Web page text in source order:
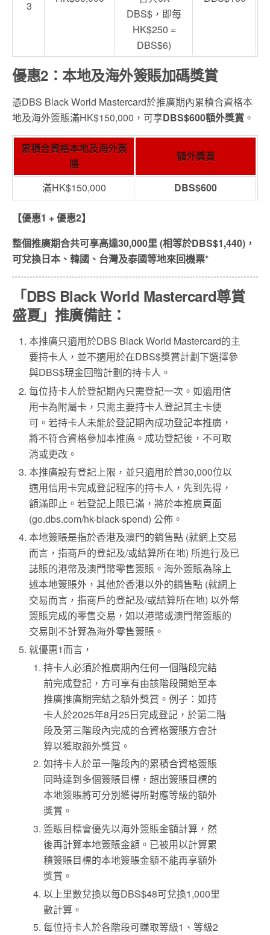
3
DBS$，即每
HK$250 =
DBS$6)
優惠2：本地及海外簽賬加碼獎賞
憑DBS Black World Mastercard於推廣期內累積合資格本
地及海外簽賬滿HK$150,000，可享DBS$600額外獎賞 。
累積合資格本地及海外簽
賬
額外獎賞
滿HK$150,000 DBS$600
【優惠1 + 優惠2】
整個推廣期合共可享高達30,000里 (相等於DBS$1,440)，
可兌換日本、韓國、台灣及泰國等地來回機票*
「DBS Black World Mastercard尊賞
盛夏」推廣備註：
本推廣只適用於DBS Black World Mastercard的主
要持卡人，並不適用於在DBS$獎賞計劃下選擇參
與DBS$現金回贈計劃的持卡人。
每位持卡人於登記期內只需登記一次。如適用信
用卡為附屬卡，只需主要持卡人登記其主卡便
可。若持卡人未能於登記期內成功登記本推廣，
將不符合資格參加本推廣。成功登記後，不可取
消或更改。
本推廣設有登記上限，並只適用於首30,000位以
適用信用卡完成登記程序的持卡人，先到先得，
額滿即止。若登記上限已滿，將於本推廣頁面
(go.dbs.com/hk-black-spend) 公佈。
本地簽賬是指於香港及澳門的銷售點 (就網上交易
而言，指商戶的登記及/或結算所在地) 所進行及已
誌賬的港幣及澳門幣零售簽賬。海外簽賬為除上
述本地簽賬外，其他於香港以外的銷售點 (就網上
交易而言，指商戶的登記及/或結算所在地) 以外幣
簽賬完成的零售交易，如以港幣或澳門幣簽賬的
交易則不計算為海外零售簽賬。
就優惠1而言，
持卡人必須於推廣期內任何一個階段完結
前完成登記，方可享有由該階段開始至本
推廣推廣期完結之額外獎賞。例子：如持
卡人於2025年8月25日完成登記，於第二階
段及第三階段內完成的合資格簽賬方會計
算以獲取額外獎賞。
如持卡人於單一階段內的累積合資格簽賬
同時達到多個簽賬目標，超出簽賬目標的
本地簽賬將可分別獲得所對應等級的額外
獎賞。
簽賬目標會優先以海外簽賬金額計算，然
後再計算本地簽賬金額。已被用以計算累
積簽賬目標的本地簽賬金額不能再享額外
獎賞。
以上里數兌換以每DBS$48可兌換1,000里
數計算。
每位持卡人於各階段可賺取等級1、等級2